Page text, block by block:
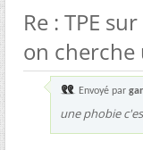
Re : TPE
on cherche
Envoyé par
une phobie